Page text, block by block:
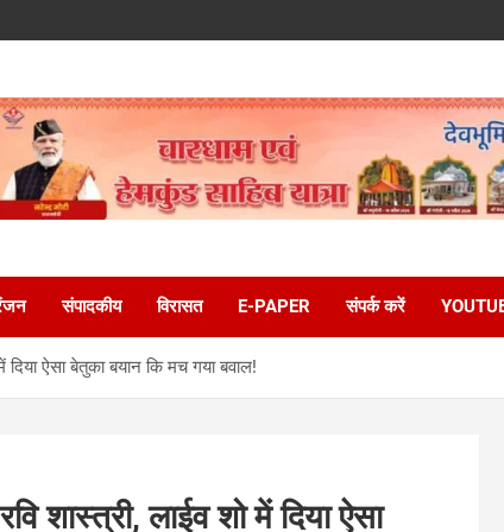
संपादकीय विरासत E-PAPER संपर्क करें
ऐसा बेतुका बयान कि मच गया बवाल!
शास्त्री, लाईव शो में दिया ऐसा